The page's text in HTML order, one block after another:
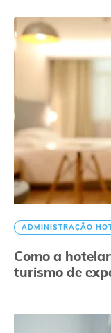
ADMINISTRAÇÃO
Como a
turismo de